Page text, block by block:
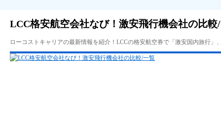
LCC格安航空会社なび！激安飛行機会社の比較
ローコストキャリアの最新情報を紹介！LCCの格安航空券で「激安国内旅行